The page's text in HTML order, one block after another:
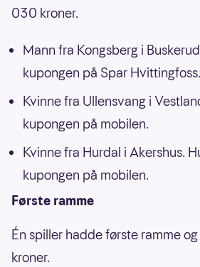
030 kroner.
Mann fra Kongsberg i
kupongen på Spar Hvittingfoss.
Kvinne fra Ullensvang i
kupongen på mobilen.
Kvinne fra Hurdal i Akershus.
kupongen på mobilen.
Første ramme
Én spiller hadde første ramme
kroner.